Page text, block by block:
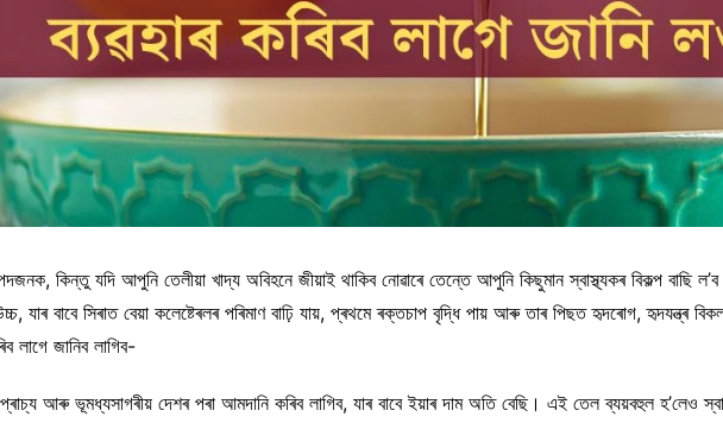
কিন্তু যদি আপুনি তেলীয়া খাদ্য অবিহনে জীয়াই থাকিব নোৱাৰে তেন্তে আপুনি কিছুমান স্বাস্থ্যকৰ বিকল্প
যাৰ বাবে সিৰাত বেয়া কলেষ্টেৰলৰ পৰিমাণ বাঢ়ি যায়, প্ৰথমে ৰক্তচাপ বৃদ্ধি পায় আৰু তাৰ পিছত হৃদৰোগ, হৃদযন্ত্ৰ
লাগে জানিব লাগিব-
আৰু ভূমধ্যসাগৰীয় দেশৰ পৰা আমদানি কৰিব লাগিব, যাৰ বাবে ইয়াৰ দাম অতি বেছি। এই তেল ব্যয়বহুল হ’লেও